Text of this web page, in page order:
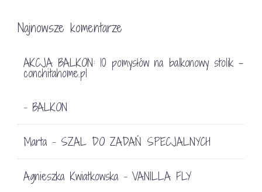
Najnowsze komentarze
AKCJA BALKON: 10 pomysłów na balkonowy stolik -
conchitahome.pl
- BALKON
Marta - SZAL DO ZADAŃ SPECJALNYCH
Agnieszka Kwiatkowska - VANILLA FLY